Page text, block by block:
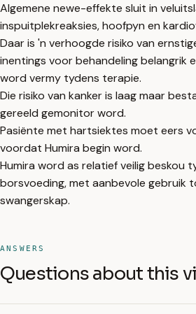
Algemene newe-effekte sluit in
inspuitplekreaksies, hoofpyn en
Daar is 'n verhoogde risiko van
inentings voor behandeling belangrik
word vermy tydens terapie.
Die risiko van kanker is laag maar
gereeld gemonitor word.
Pasiënte met hartsiektes moet eers
voordat Humira begin word.
Humira word as relatief veilig beskou
borsvoeding, met aanbevole gebruik
swangerskap.
ANSWERS
Questions about this